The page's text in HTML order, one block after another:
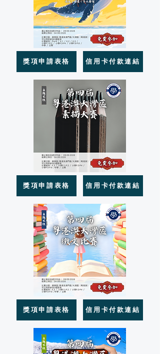
獎項申請表格 信用卡付款連結
獎項申請表格 信用卡付款連結
獎項申請表格 信用卡付款連結